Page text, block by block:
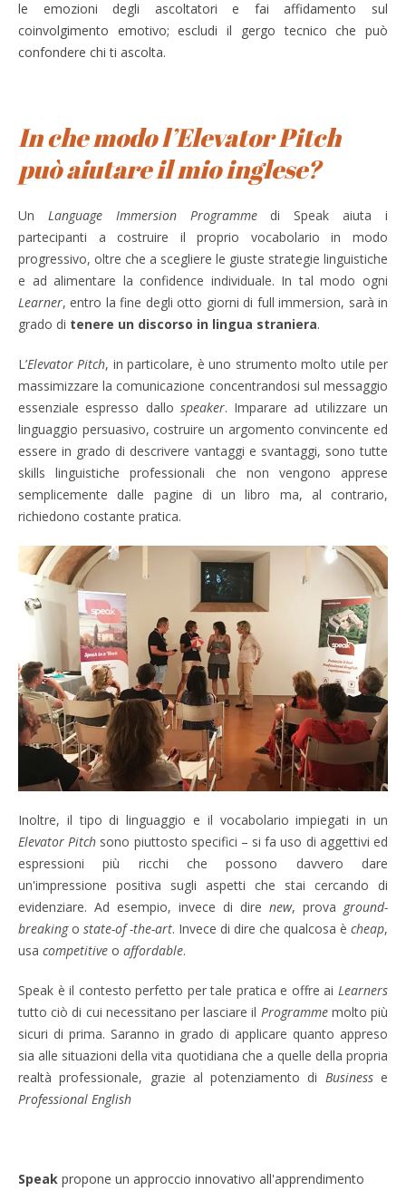
le emozioni degli ascoltatori e fai affidamento sul
coinvolgimento emotivo; escludi il gergo tecnico che può
confondere chi ti ascolta.
In che modo l’Elevator Pitch
può aiutare il mio inglese?
Un Language Immersion Programmedi Speak aiuta i
partecipanti a costruire il proprio vocabolario in modo
progressivo, oltre che a scegliere le giuste strategie linguistiche
e ad alimentare la confidence individuale. In tal modo ogni
Learner, entro la fine degli otto giorni di full immersion, sarà in
grado di tenere un discorso in lingua straniera.
L’Elevator Pitch, in particolare, è uno strumento molto utile per
massimizzare la comunicazione concentrandosi sul messaggio
essenziale espresso dallo speaker. Imparare ad utilizzare un
linguaggio persuasivo, costruire un argomento convincente ed
essere in grado di descrivere vantaggi e svantaggi, sono tutte
skills linguistiche professionali che non vengono apprese
semplicemente dalle pagine di un libro ma, al contrario,
richiedono costante pratica.
Inoltre, il tipo di linguaggio e il vocabolario impiegati in un
Elevator Pitch sono piuttosto specifici – si fa uso di aggettivi ed
espressioni più ricchi che possono davvero dare
un'impressione positiva sugli aspetti che stai cercando di
evidenziare. Ad esempio, invece di dire new, prova ground-
breakingo state-of -the-art. Invece di dire che qualcosa è cheap,
usa competitive o affordable.
Speak è il contesto perfetto per tale pratica e offre ai Learners
tutto ciò di cui necessitano per lasciare il Programmemolto più
sicuri di prima. Saranno in grado di applicare quanto appreso
sia alle situazioni della vita quotidiana che a quelle della propria
realtà professionale, grazie al potenziamento di Businesse
Professional English
Speak propone un approccio innovativo all'apprendimento